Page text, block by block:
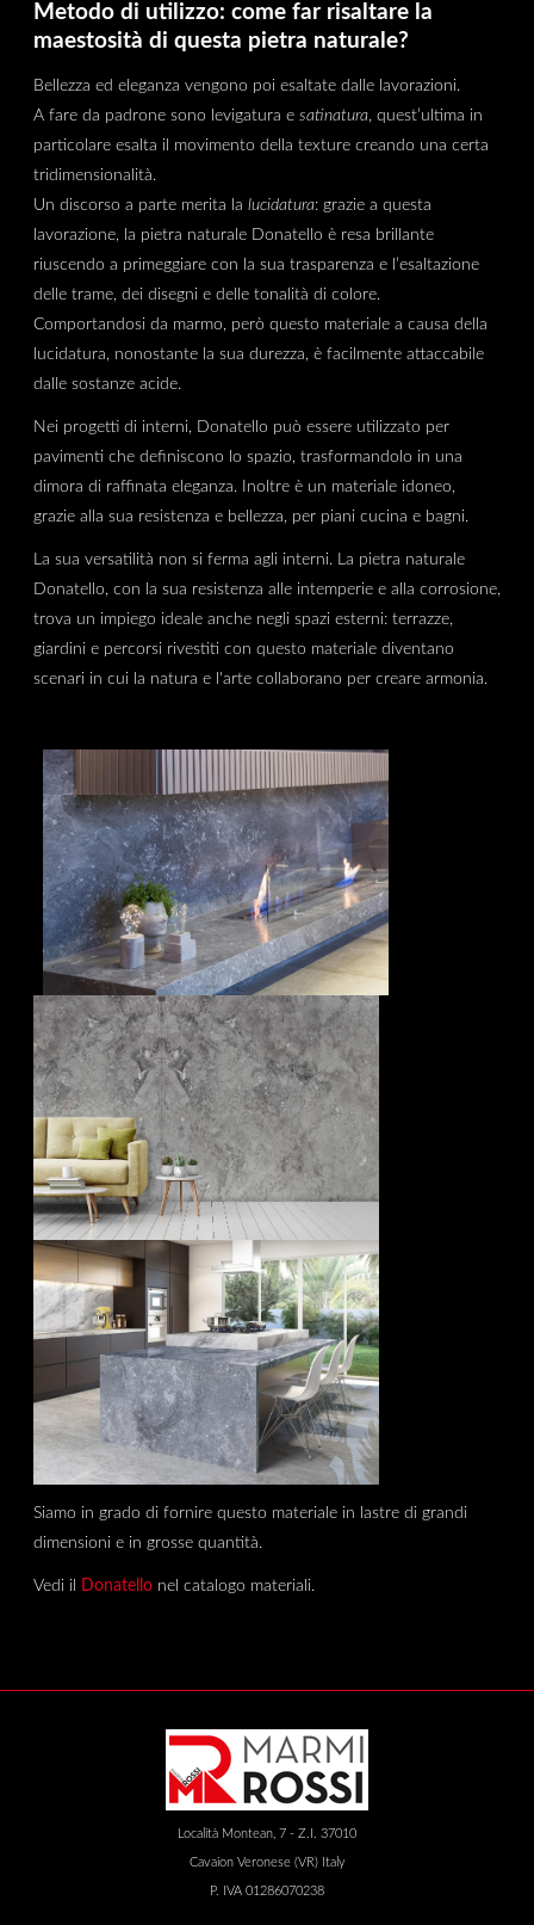
Metodo di utilizzo: come far risaltare la
maestosità di questa pietra naturale?
Bellezza ed eleganza vengono poi esaltate dalle lavorazioni.
A fare da padrone sono levigatura e satinatura, quest’ultima in
particolare esalta il movimento della texture creando una certa
tridimensionalità.
Un discorso a parte merita la lucidatura: grazie a questa
lavorazione, la pietra naturale Donatello è resa brillante
riuscendo a primeggiare con la sua trasparenza e l’esaltazione
delle trame, dei disegni e delle tonalità di colore.
Comportandosi da marmo, però questo materiale a causa della
lucidatura, nonostante la sua durezza, è facilmente attaccabile
dalle sostanze acide.
Nei progetti di interni, Donatello può essere utilizzato per
pavimenti che definiscono lo spazio, trasformandolo in una
dimora di raffinata eleganza. Inoltre è un materiale idoneo,
grazie alla sua resistenza e bellezza, per piani cucina e bagni.
La sua versatilità non si ferma agli interni. La pietra naturale
Donatello, con la sua resistenza alle intemperie e alla corrosione,
trova un impiego ideale anche negli spazi esterni: terrazze,
giardini e percorsi rivestiti con questo materiale diventano
scenari in cui la natura e l'arte collaborano per creare armonia.
Siamo in grado di fornire questo materiale in lastre di grandi
dimensioni e in grosse quantità.
Vedi il Donatellonel catalogo materiali.
Località Montean, 7 - Z.I. 37010
Cavaion Veronese (VR) Italy
P. IVA 01286070238